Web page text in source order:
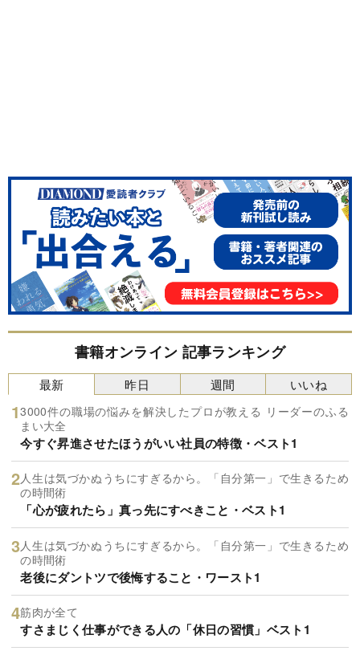
書籍オンライン 記事ランキング
最新
3000件の職場の悩みを解決したプロが教える リーダーのふる
まい大全
今すぐ昇進させたほうがいい社員の特徴・ベスト1
人生は気づかぬうちにすぎるから。「自分第一」で生きるため
の時間術
「心が疲れたら」真っ先にすべきこと・ベスト1
人生は気づかぬうちにすぎるから。「自分第一」で生きるため
の時間術
老後にダントツで後悔すること・ワースト1
筋肉が全て
すさまじく仕事ができる人の「休日の習慣」ベスト1
昨日 週間 いいね